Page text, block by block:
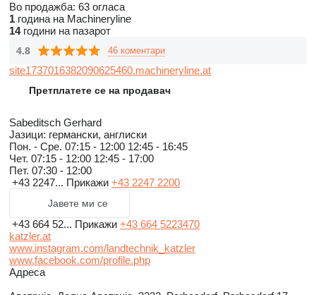
Во продажба: 63 огласа
1 година на Machineryline
14години на пазарот
4.8 46 коментари
site1737016382090625460.machineryline.at
Претплатете се на продавач
Sabeditsch Gerhard
Јазици: германски, англиски
Пон. - Сре. 07:15 - 12:00 12:45 - 16:45
Чет. 07:15 - 12:00 12:45 - 17:00
Пет. 07:30 - 12:00
+43 2247... Прикажи +43 2247 2200
Јавете ми се
+43 664 52... Прикажи +43 664 5223470
katzler.at
www.instagram.com/landtechnik_katzler
www.facebook.com/profile.php
Адреса